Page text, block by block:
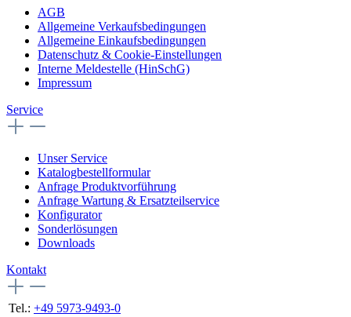
AGB
Allgemeine Verkaufsbedingungen
Allgemeine Einkaufsbedingungen
Datenschutz & Cookie-Einstellungen
Interne Meldestelle (HinSchG)
Impressum
Service
Unser Service
Katalogbestellformular
Anfrage Produktvorführung
Anfrage Wartung & Ersatzteilservice
Konfigurator
Sonderlösungen
Downloads
Kontakt
Tel.: +49 5973-9493-0